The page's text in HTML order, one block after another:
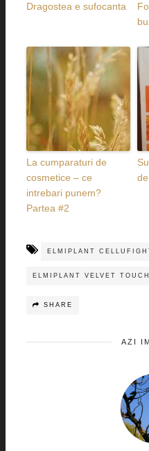
Dragostea e sufocanta
La cumparaturi de
cosmetice – ce
intrebari punem?
Partea #2
ELMIPLANT
ELMIPLANT VELVET TOUCH
SHARE
AZI